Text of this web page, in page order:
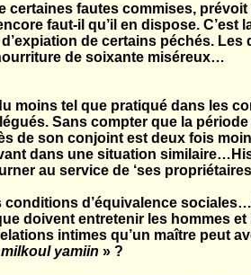
certaines fautes commises,
faut-il qu’il en dispose. C’est
de certains péchés. Les
de soixante miséreux…
moins tel que pratiqué dans les
Sans compter que la
de son conjoint est deux fois
dans une situation
au service de ‘ses
d’équivalence
doivent entretenir les hommes et
intimes qu’un maître peut
milkoul yamiin » ?